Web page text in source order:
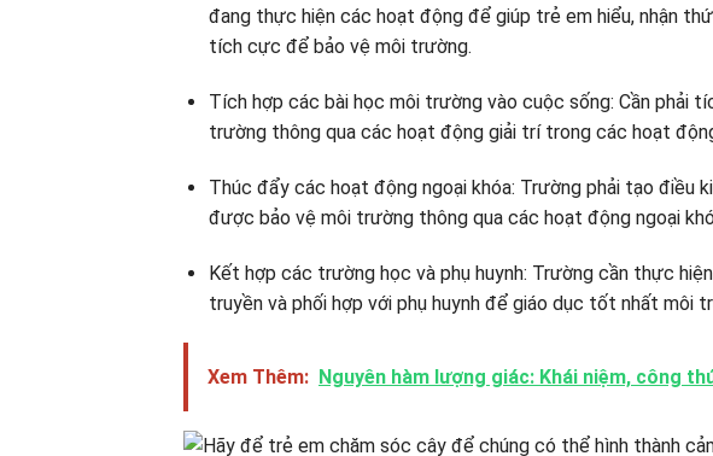
đang thực hiện các hoạt động để giúp trẻ em hiểu, nhận
tích cực để bảo vệ môi trường.
Tích hợp các bài học môi trường vào cuộc sống: Cần phải
trường thông qua các hoạt động giải trí trong các hoạt
Thúc đẩy các hoạt động ngoại khóa: Trường phải tạo điều
được bảo vệ môi trường thông qua các hoạt động ngoại
Kết hợp các trường học và phụ huynh: Trường cần thực
truyền và phối hợp với phụ huynh để giáo dục tốt nhất môi
Xem Thêm: Nguyên hàm lượng giác: Khái niệm, công